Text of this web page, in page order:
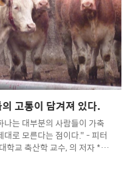
것도 모르는 아이들이 이렇
있었을까요? 그런 아이들을
고통이 담겨져 있다.
는 대부분의 사람들이 가축
로 모른다는 점이다." - 피터
교 축산학 교수, 의 저자 *관
http://veganstory.com/152
소들 http://goo.gl/Smpbl